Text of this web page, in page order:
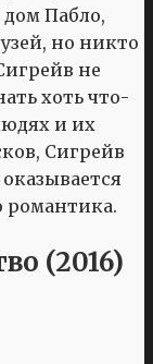
Пабло,
но никто
не
хоть что-
и их
Сигрейв
романтика.
(2016)